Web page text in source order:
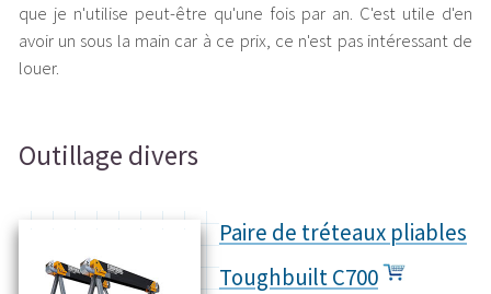
que je n'utilise peut-être qu'une fois par an. C'est utile d'en
avoir un sous la main car à ce prix, ce n'est pas intéressant de
louer.
Outillage divers
Paire de tréteaux pliables
Toughbuilt C700